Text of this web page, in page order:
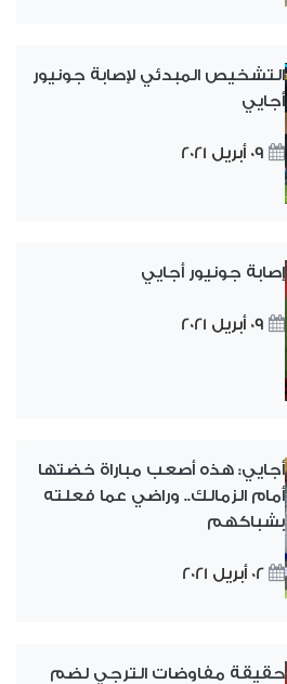
التشخيص المبدئي لإصابة جونيور
أجايي
09 أبريل 2021
إصابة جونيور أجايي
09 أبريل 2021
أجايي: هذه أصعب مباراة خضتها
أمام الزمالك.. وراضي عما فعلته
بشباكهم
02 أبريل 2021
حقيقة مفاوضات الترجي لضم